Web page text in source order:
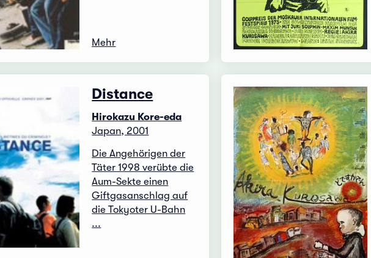
Mehr
Distance
Hirokazu Kore-eda
Japan, 2001
Die Angehörigen der
Täter 1998 verübte die
Aum-Sekte einen
Giftgasanschlag auf
die Tokyoter U-Bahn
...